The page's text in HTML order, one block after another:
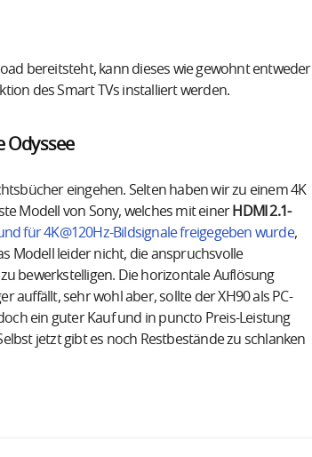
bereitsteht, kann dieses wie gewohnt entweder
des Smart TVs installiert werden.
Odyssee
eingehen. Selten haben wir zu einem 4K
Modell von Sony, welches mit einer HDMI 2.1-
für 4K@120Hz-Bildsignale freigegeben wurde,
Modell leider nicht, die anspruchsvolle
bewerkstelligen. Die horizontale Auflösung
auffällt, sehr wohl aber, sollte der XH90 als PC-
ein guter Kauf und in puncto Preis-Leistung
jetzt gibt es noch Restbestände zu schlanken